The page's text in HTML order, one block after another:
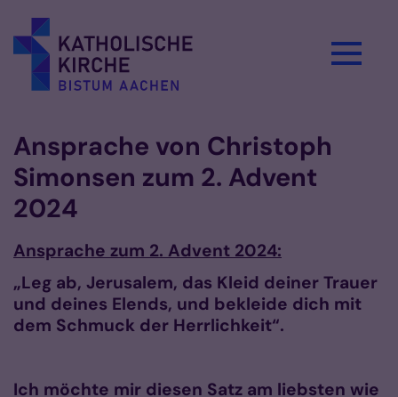
Ansprache von Christoph
Simonsen zum 2. Advent
2024
Ansprache zum 2. Advent 2024:
„Leg ab, Jerusalem, das Kleid deiner Trauer
und deines Elends, und bekleide dich mit
dem Schmuck der Herrlichkeit“.
Ich möchte mir diesen Satz am liebsten wie